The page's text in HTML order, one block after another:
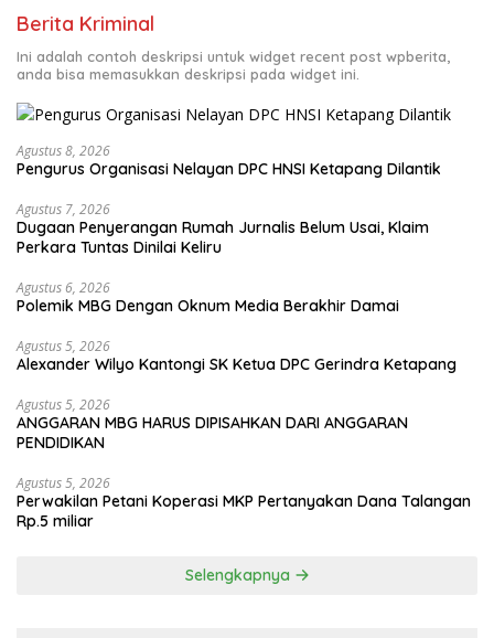
Berita Kriminal
Ini adalah contoh deskripsi untuk widget recent post wpberita,
anda bisa memasukkan deskripsi pada widget ini.
Agustus 8, 2026
Pengurus Organisasi Nelayan DPC HNSI Ketapang Dilantik
Agustus 7, 2026
Dugaan Penyerangan Rumah Jurnalis Belum Usai, Klaim
Perkara Tuntas Dinilai Keliru
Agustus 6, 2026
Polemik MBG Dengan Oknum Media Berakhir Damai
Agustus 5, 2026
Alexander Wilyo Kantongi SK Ketua DPC Gerindra Ketapang
Agustus 5, 2026
ANGGARAN MBG HARUS DIPISAHKAN DARI ANGGARAN
PENDIDIKAN
Agustus 5, 2026
Perwakilan Petani Koperasi MKP Pertanyakan Dana Talangan
Rp.5 miliar
Selengkapnya